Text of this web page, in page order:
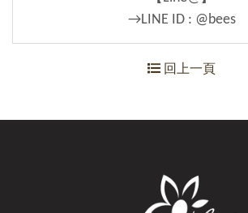
→LINE ID : @bees
回上一頁